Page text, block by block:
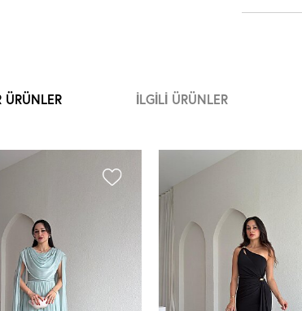
ÜRÜNLER İLGILI ÜRÜNLER